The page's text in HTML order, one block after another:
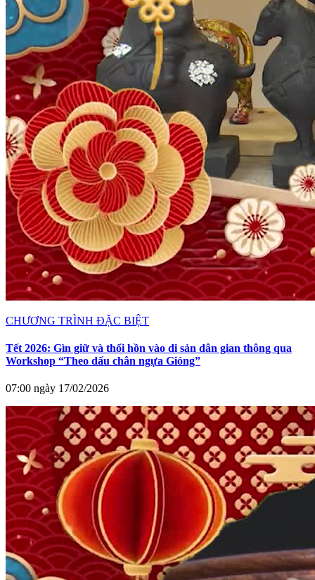
CHƯƠNG TRÌNH ĐẶC BIỆT
Tết 2026: Gìn giữ và thổi hồn vào di sản dân gian thông qua
Workshop “Theo dấu chân ngựa Gióng”
07:00 ngày 17/02/2026